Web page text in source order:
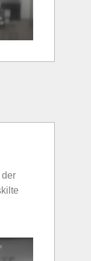
der